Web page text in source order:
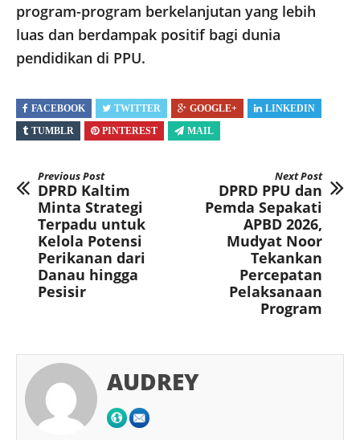
program-program berkelanjutan yang lebih
luas dan berdampak positif bagi dunia
pendidikan di PPU.
FACEBOOK TWITTER GOOGLE+
LINKEDIN
TUMBLR
PINTEREST MAIL
Previous Post
DPRD Kaltim
Minta Strategi
Terpadu untuk
Kelola Potensi
Perikanan dari
Danau hingga
Pesisir
Next Post
DPRD PPU dan
Pemda Sepakati
APBD 2026,
Mudyat Noor
Tekankan
Percepatan
Pelaksanaan
Program
AUDREY